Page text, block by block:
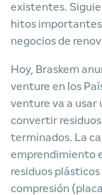
existentes.
hitos
negocios de
Hoy, Braskem
venture en los
venture va a usar
convertir
terminados. La
emprendimiento
residuos
compresión